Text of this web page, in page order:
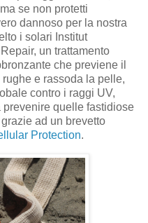
se non protetti
dannoso per la nostra
i solari Institut
un trattamento
che previene il
e rassoda la pelle,
contro i raggi UV,
quelle fastidiose
ad un brevetto
Protection.